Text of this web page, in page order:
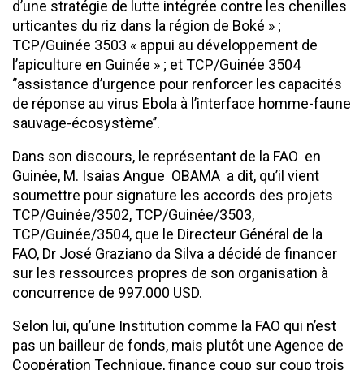
d’une stratégie de lutte intégrée contre les chenilles
urticantes du riz dans la région de Boké » ;
TCP/Guinée 3503 « appui au développement de
l’apiculture en Guinée » ; et TCP/Guinée 3504
‘’assistance d’urgence pour renforcer les capacités
de réponse au virus Ebola à l’interface homme-faune
sauvage-écosystème’’.
Dans son discours, le représentant de la FAO en
Guinée, M. Isaias Angue OBAMA a dit, qu’il vient
soumettre pour signature les accords des projets
TCP/Guinée/3502, TCP/Guinée/3503,
TCP/Guinée/3504, que le Directeur Général de la
FAO, Dr José Graziano da Silva a décidé de financer
sur les ressources propres de son organisation à
concurrence de 997.000 USD.
Selon lui, qu’une Institution comme la FAO qui n’est
pas un bailleur de fonds, mais plutôt une Agence de
Coopération Technique, finance coup sur coup trois